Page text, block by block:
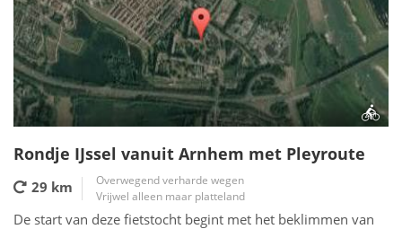
Rondje IJssel vanuit Arnhem met Pleyroute
29 km
Overwegend verharde wegen
Vrijwel alleen maar platteland
De start van deze fietstocht begint met het beklimmen van